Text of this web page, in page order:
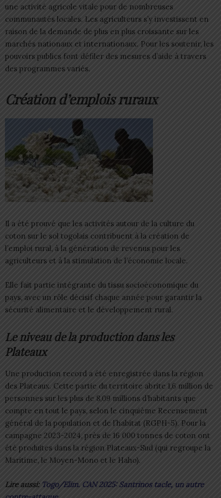
une activité agricole vitale pour de nombreuses
communautés locales. Les agriculteurs s’y investissent en
raison de la demande de plus en plus croissante sur les
marchés nationaux et internationaux. Pour les soutenir, les
pouvoirs publics font défiler des mesures d’aide à travers
des programmes variés.
Création d’emplois ruraux
Il a été prouvé que les activités autour de la culture du
coton sur le sol togolais contribuent à la création de
l’emploi rural, à la génération de revenus pour les
agriculteurs et à la stimulation de l’économie locale.
Elle fait partie intégrante du tissu socioéconomique du
pays, avec un rôle décisif chaque année pour garantir la
sécurité alimentaire et le développement rural.
Le niveau de la production dans les
Plateaux
Une production record a été enregistrée dans la région
des Plateaux. Cette partie du territoire abrite 1,6 million de
personnes sur les plus de 8,09 millions d’habitants que
compte en tout le pays, selon le cinquième Recensement
général de la population et de l’habitat (RGPH-5). Pour la
campagne 2023-2024, près de 16 000 tonnes de coton ont
été produites dans la région Plateaux-Sud (qui regroupe la
Maritime, le Moyen-Mono et le Haho).
Lire aussi: Togo/Elim. CAN 2025: Santrinos tacle, un autre